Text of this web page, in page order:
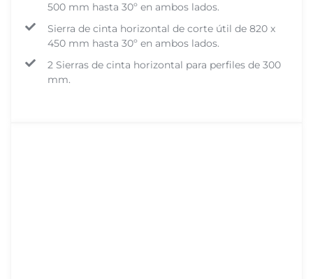
500 mm hasta 30º en ambos lados.
Sierra de cinta horizontal de corte útil de 820 x
450 mm hasta 30º en ambos lados.
2 Sierras de cinta horizontal para perfiles de 300
mm.